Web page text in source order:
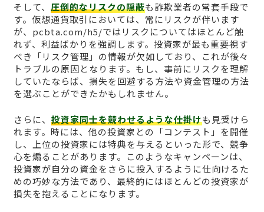
そして、 圧倒的なリスクの隠蔽も詐欺業者の常套手段で
す。仮想通貨取引においては、常にリスクが伴います
が、pcbta.com/h5/ではリスクについてはほとんど触
れず、利益ばかりを強調します。投資家が最も重要視す
べき「リスク管理」の情報が欠如しており、これが後々
トラブルの原因となります。もし、事前にリスクを理解
していたならば、損失を回避する方法や資金管理の方法
を選ぶことができたかもしれません。
さらに、 投資家同士を競わせるような仕掛けも見受けら
れます。時には、他の投資家との「コンテスト」を開催
し、上位の投資家には特典を与えるといった形で、競争
心を煽ることがあります。このようなキャンペーンは、
投資家が自分の資金をさらに投入するように仕向けるた
めの巧妙な方法であり、最終的にはほとんどの投資家が
損失を抱えることになります。